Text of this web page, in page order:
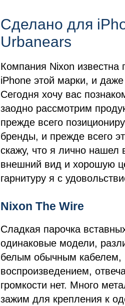
Сделано для
Urbanears
Компания Nixon известна
iPhone этой марки, и
Сегодня хочу вас
заодно рассмотрим
прежде всего
бренды, и прежде всего
скажу, что я лично нашел
внешний вид и хорошую
гарнитуру я с
Nixon The Wire
Сладкая парочка
одинаковые модели,
белым обычным кабелем,
воспроизведением,
громкости нет. Много
зажим для крепления к